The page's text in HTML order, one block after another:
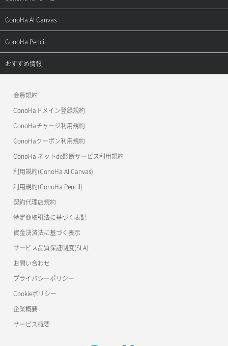
お問い合わせ
お乗り換えガイド
よくある質問
APIドキュメントVPS2.0
APIドキュメントVPS3.0
ご利用ガイド
APIドキュメントVPS2.0
APIドキュメントVPS3.0
サポートトップ
ご利用ガイド
ConoHa AI Canvas
サポートトップ
ご利用ガイド
ConoHa Pencil
サポートトップ
おすすめ情報
美雲このは徹底ガイド
会員規約
ConoHaドメイン登録規約
ConoHaチャージ利用規約
ConoHaクーポン利用規約
ConoHa ネットde診断サービス利用規約
利用規約(ConoHa AI Canvas)
利用規約(ConoHa Pencil)
契約代理店規約
特定商取引法に基づく表記
資金決済法に基づく表示
サービス品質保証制度(SLA)
お問い合わせ
プライバシーポリシー
Cookieポリシー
企業概要
サービス概要